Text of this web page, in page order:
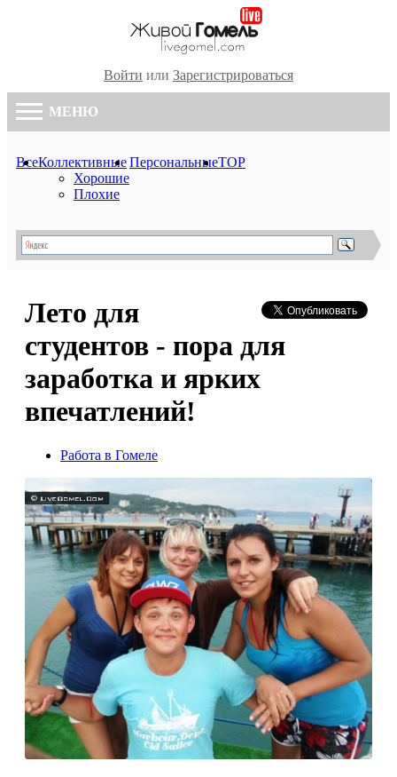
Войти или Зарегистрироваться
МЕНЮ
ВсеКоллективные
Хорошие
Плохие
ПерсональныеTOP
Лето для
студентов - пора для
заработка и ярких
впечатлений!
Работа в Гомеле